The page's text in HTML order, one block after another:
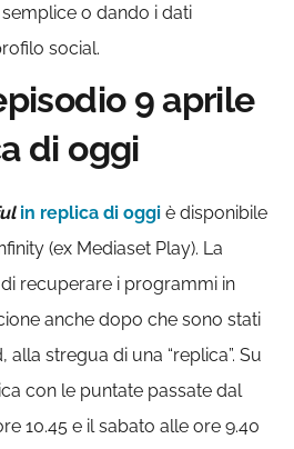
o dando i dati
social.
9 aprile
di oggi
in replica di oggi è disponibile
(ex Mediaset Play). La
recuperare i programmi in
anche dopo che sono stati
stregua di una “replica”. Su
con le puntate passate dal
10.45 e il sabato alle ore 9.40